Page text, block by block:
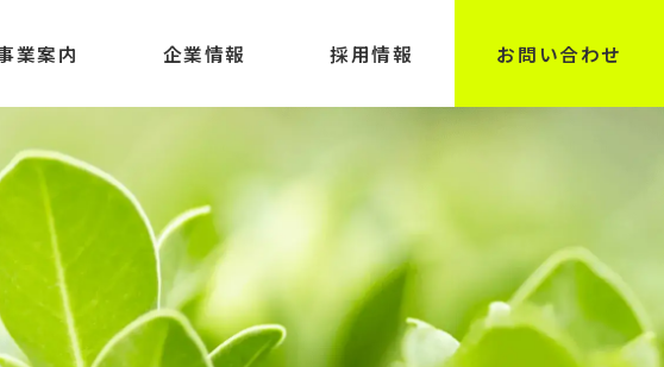
業案内 企業情報 採用情報 お問い合わせ